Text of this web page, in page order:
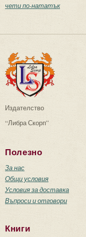
чети по-нататък
Издателство
“Либра Скорп”
Полезно
За нас
Общи условия
Условия за доставка
Въпроси и отговори
Книги